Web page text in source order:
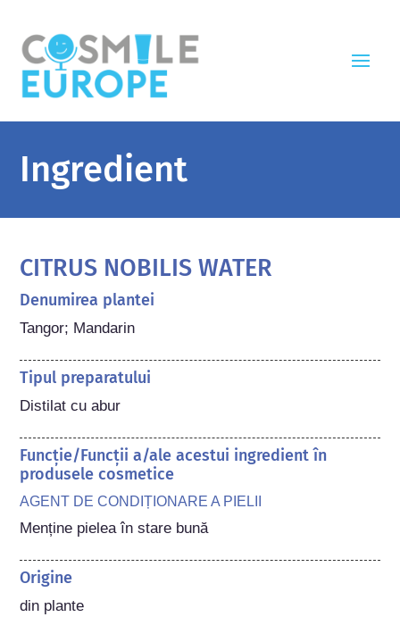
Ingredient
CITRUS NOBILIS WATER
Denumirea plantei
Tangor; Mandarin
Tipul preparatului
Distilat cu abur
Funcție/Funcții a/ale acestui ingredient în
produsele cosmetice
AGENT DE CONDIȚIONARE A PIELII
Menține pielea în stare bună
Origine
din plante